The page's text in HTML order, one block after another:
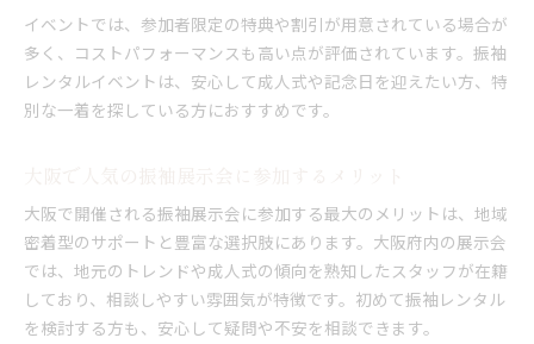
イベントでは、参加者限定の特典や割引が用意されている場合が
多く、コストパフォーマンスも高い点が評価されています。振袖
レンタルイベントは、安心して成人式や記念日を迎えたい方、特
別な一着を探している方におすすめです。
大阪で開催される振袖展示会に参加する最大のメリットは、地域
密着型のサポートと豊富な選択肢にあります。大阪府内の展示会
では、地元のトレンドや成人式の傾向を熟知したスタッフが在籍
しており、相談しやすい雰囲気が特徴です。初めて振袖レンタル
を検討する方も、安心して疑問や不安を相談できます。